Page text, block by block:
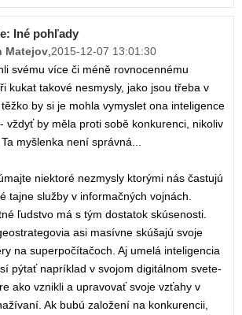
Iné pohľady
Matejov,2015-12-07 13:01:30
svému více či méně rovnocennému
kukat takové nesmysly, jako jsou třeba v
by si je mohla vymyslet ona inteligence
vždyť by měla proti sobě konkurenci, nikoliv
myšlenka není správná...
niektoré nezmysly ktorými nás častujú
tajne služby v informačných vojnách.
ľudstvo má s tým dostatok skúsenosti.
asi masívne skúšajú svoje
na superpočítačoch. Aj umelá inteligencia
pýtať napríklad v svojom digitálnom svete-
ako vznikli a upravovať svoje vzťahy v
Ak bubú založení na konkurencii,